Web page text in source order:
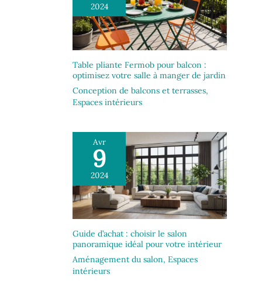
2024
Table pliante Fermob pour balcon :
optimisez votre salle à manger de jardin
Conception de balcons et terrasses,
Espaces intérieurs
Avr
9
2024
Guide d’achat : choisir le salon
panoramique idéal pour votre intérieur
Aménagement du salon, Espaces
intérieurs